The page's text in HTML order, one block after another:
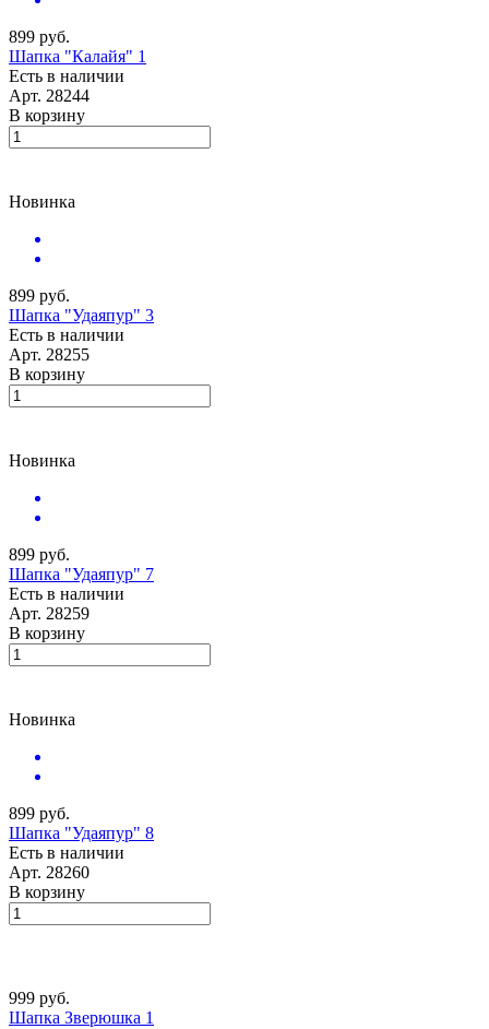
899 руб.
Шапка "Калайя" 1
Есть в наличии
Арт. 28244
В корзину
Новинка
899 руб.
Шапка "Удаяпур" 3
Есть в наличии
Арт. 28255
В корзину
Новинка
899 руб.
Шапка "Удаяпур" 7
Есть в наличии
Арт. 28259
В корзину
Новинка
899 руб.
Шапка "Удаяпур" 8
Есть в наличии
Арт. 28260
В корзину
999 руб.
Шапка Зверюшка 1